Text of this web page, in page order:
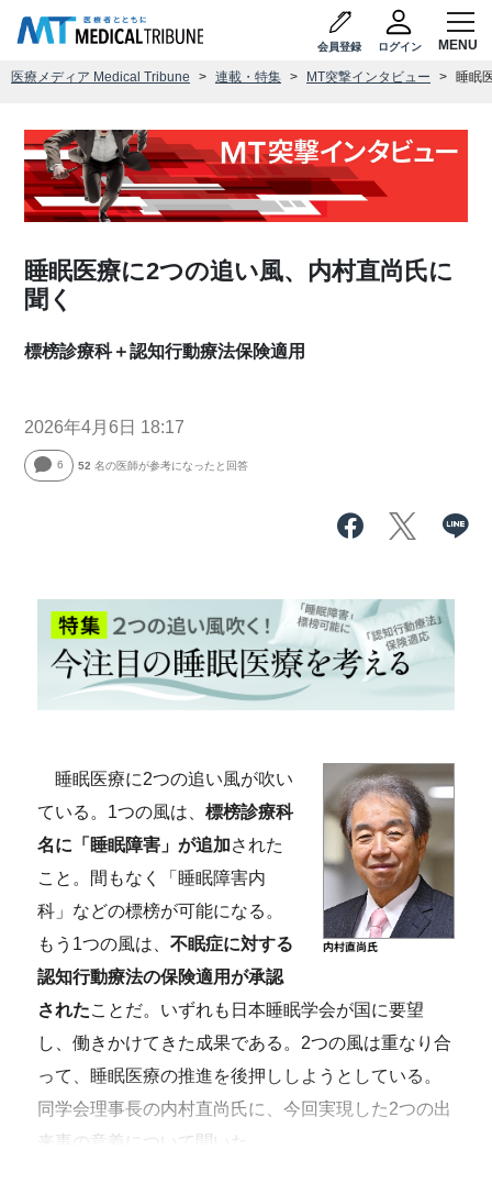
会員登録 ログイン
医療メディア Medical Tribune 連載・特集 MT突撃インタビュー 睡眠
睡眠医療に2つの追い風、内村直尚氏に
聞く
標榜診療科＋認知行動療法保険適用
2026年4月6日 18:17
6 52 名の医師が参考になったと回答
睡眠医療に2つの追い風が吹い
ている。1つの風は、標榜診療科
名に「睡眠障害」が追加された
こと。間もなく「睡眠障害内
科」などの標榜が可能になる。
もう1つの風は、不眠症に対する
認知行動療法の保険適用が承認
されたことだ。いずれも日本睡眠学会が国に要望
し、働きかけてきた成果である。2つの風は重なり合
って、睡眠医療の推進を後押ししようとしている。
同学会理事長の内村直尚氏に、今回実現した2つの出
来事の意義について聞いた。